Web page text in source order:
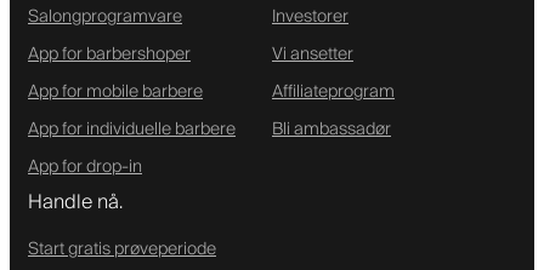
Salongprogramvare
App for barbershoper
App for mobile barbere
App for individuelle barbere
App for drop-in
Investorer
Vi ansetter
Affiliateprogram
Bli ambassadør
Handle nå.
Start gratis prøveperiode